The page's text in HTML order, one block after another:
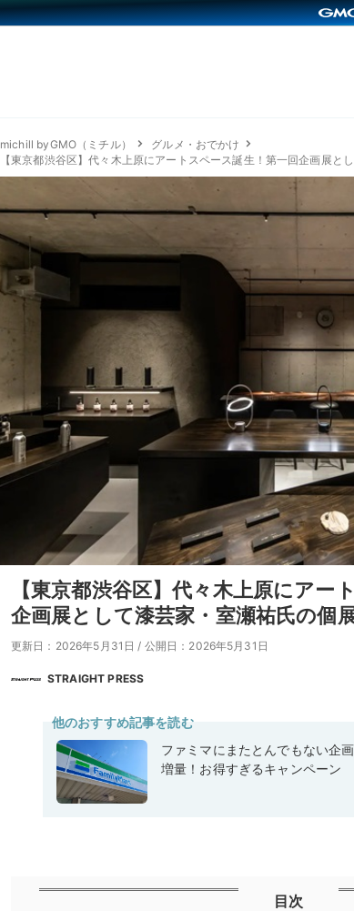
michill byGMO（ミチル）
グルメ・おでかけ
【東京都渋谷区】代々木上原にアートスペース誕生！第一回企画展と
【東京都渋谷区】代々木上原にアー
企画展として漆芸家・室瀬祐氏の個
更新日：2026年5月31日 / 公開日：2026年5月31日
STRAIGHT PRESS
他のおすすめ記事を読む
ファミマにまたとんでもない企
増量！お得すぎるキャンペーン
目次